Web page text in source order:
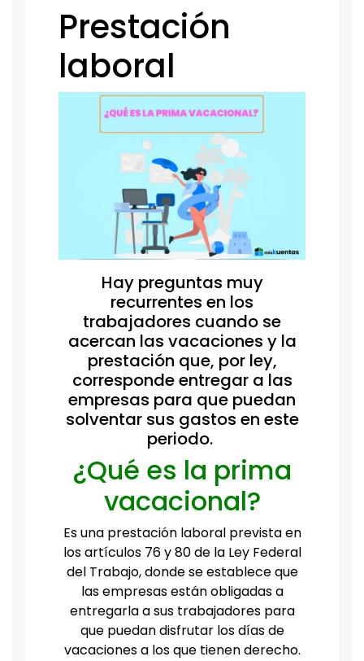
Prestación
laboral
Hay preguntas muy
recurrentes en los
trabajadores cuando se
acercan las vacaciones y la
prestación que, por ley,
corresponde entregar a las
empresas para que puedan
solventar sus gastos en este
periodo.
¿Qué es la prima
vacacional?
Es una prestación laboral prevista en
los artículos 76 y 80 de la Ley Federal
del Trabajo, donde se establece que
las empresas están obligadas a
entregarla a sus trabajadores para
que puedan disfrutar los días de
vacaciones a los que tienen derecho.